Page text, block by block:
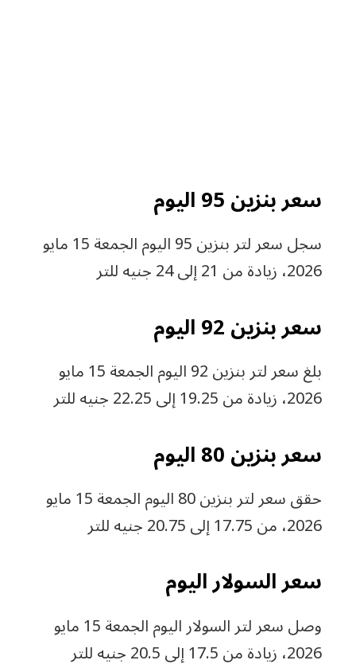
سعر بنزين 95 اليوم
سجل سعر لتر بنزين 95 اليوم الجمعة 15 مايو
2026، زيادة من 21 إلى 24 جنيه للتر
سعر بنزين 92 اليوم
بلغ سعر لتر بنزين 92 اليوم الجمعة 15 مايو
2026، زيادة من 19.25 إلى 22.25 جنيه للتر
سعر بنزين 80 اليوم
حقق سعر لتر بنزين 80 اليوم الجمعة 15 مايو
2026، من 17.75 إلى 20.75 جنيه للتر
سعر السولار اليوم
وصل سعر لتر السولار اليوم الجمعة 15 مايو
2026، زيادة من 17.5 إلى 20.5 جنيه للتر